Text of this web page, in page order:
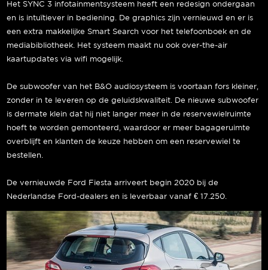
Het SYNC 3 infotainmentsysteem heeft een redesign ondergaan
en is intuïtiever in bediening. De graphics zijn vernieuwd en er is
een extra makkelijke Smart Search voor het telefoonboek en de
mediabibliotheek. Het systeem maakt nu ook over-the-air
kaartupdates via wifi mogelijk.
De subwoofer van het B&O audiosysteem is voortaan fors kleiner,
zonder in te leveren op de geluidskwaliteit. De nieuwe subwoofer
is dermate klein dat hij niet langer meer in de reservewielruimte
hoeft te worden gemonteerd, waardoor er meer bagageruimte
overblijft en klanten de keuze hebben om een reservewiel te
bestellen.
De vernieuwde Ford Fiesta arriveert begin 2020 bij de
Nederlandse Ford-dealers en is leverbaar vanaf € 17.250.